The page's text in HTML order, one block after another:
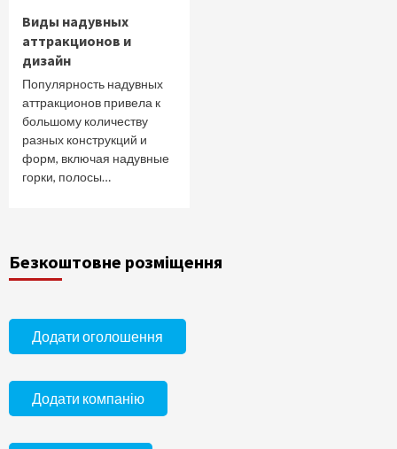
Виды надувных
аттракционов и
дизайн
Популярность надувных
аттракционов привела к
большому количеству
разных конструкций и
форм, включая надувные
горки, полосы…
Безкоштовне розміщення
Додати оголошення
Додати компанію